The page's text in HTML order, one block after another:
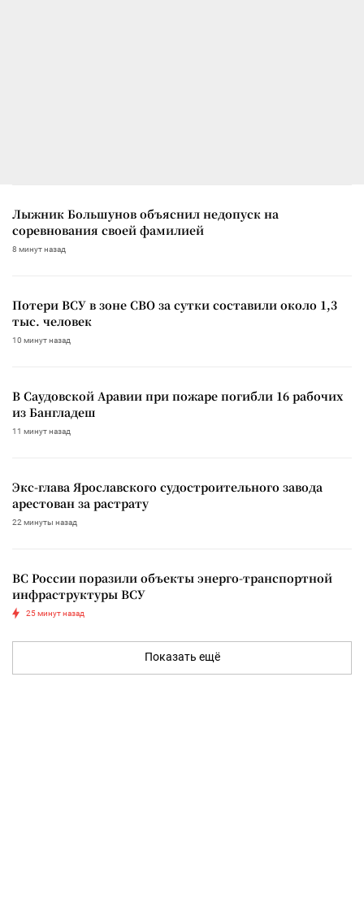
Лыжник Большунов объяснил недопуск на
соревнования своей фамилией
8 минут назад
Потери ВСУ в зоне СВО за сутки составили около 1,3
тыс. человек
10 минут назад
В Саудовской Аравии при пожаре погибли 16 рабочих
из Бангладеш
11 минут назад
Экс-глава Ярославского судостроительного завода
арестован за растрату
22 минуты назад
ВС России поразили объекты энерго-транспортной
инфраструктуры ВСУ
25 минут назад
Показать ещё